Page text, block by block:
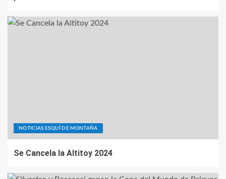
NOTICIAS ESQUÍ DE MONTAÑA
Se Cancela la Altitoy 2024